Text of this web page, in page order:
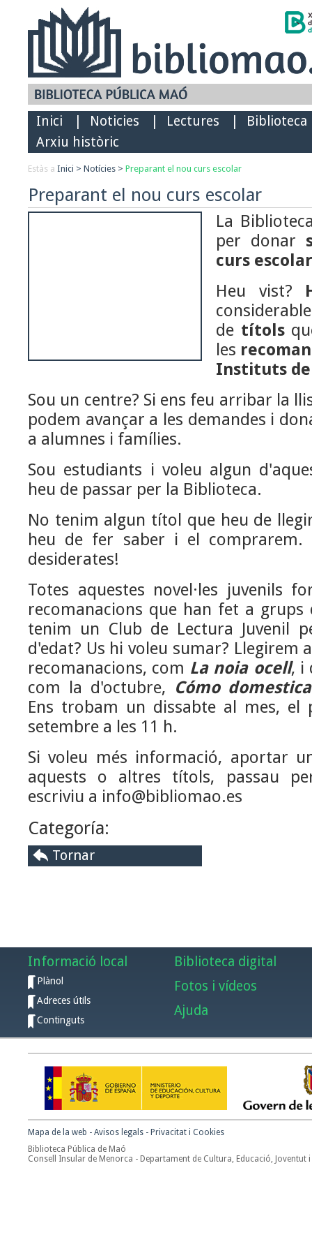
Inici Noticies Lectures
Biblioteca
Arxiu històric
Estàs a Inici > Notícies > Preparant el nou curs escolar
Preparant el nou curs escolar
La
per donar
curs escolar
Heu vist?
de títols
les
Instituts de
Sou un centre? Si ens feu arribar la
podem avançar a les demandes i
a alumnes i famílies.
Sou estudiants i voleu algun
heu de passar per la Biblioteca.
No tenim algun títol que heu de
heu de fer saber i el comprarem.
desiderates!
Totes aquestes novel·les juvenils
recomanacions que han fet a grups
tenim un Club de Lectura Juvenil
d'edat? Us hi voleu sumar? Llegirem
recomanacions, com La noia ocell, i
com la d'octubre, Cómo
Ens trobam un dissabte al mes, el
setembre a les 11 h.
Si voleu més informació, aportar
aquests o altres títols, passau
escriviu a info@bibliomao.es
Categoría:
Tornar
Informació local
Plànol
Adreces útils
Continguts
Biblioteca digital
Fotos i vídeos
Ajuda
Mapa de la web - Avisos legals - Privacitat i Cookies
Biblioteca Pública de Maó
Consell Insular de Menorca - Departament de Cultura, Educació, Joventut